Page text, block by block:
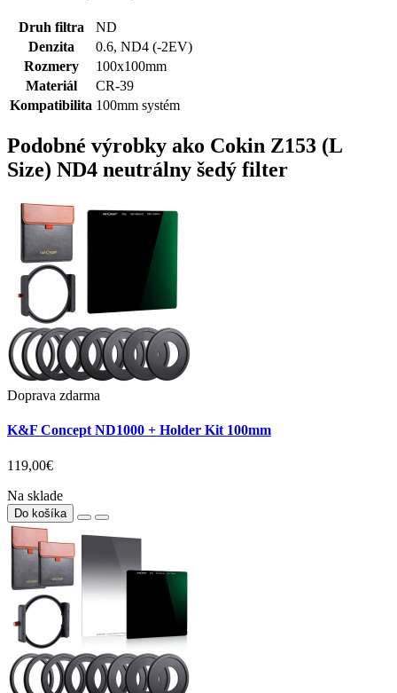
Druh filtra
ND
Denzita
0.6, ND4 (-2EV)
Rozmery
100x100mm
Materiál
CR-39
Kompatibilita 100mm systém
Podobné výrobky ako Cokin Z153 (L
Size) ND4 neutrálny šedý filter
Doprava zdarma
K&F Concept ND1000 + Holder Kit 100mm
119,00€
Na sklade
Do košíka